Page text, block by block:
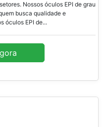
Nossos óculos EPI de grau
busca qualidade e
óculos EPI de...